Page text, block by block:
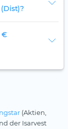
€
(Aktien,
der Isarvest